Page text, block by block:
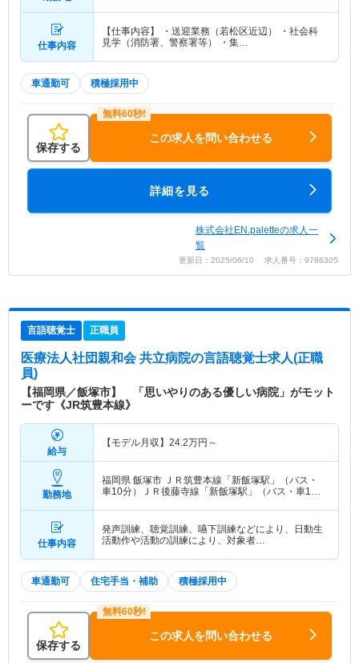
仕事内容
【仕事内容】 ・送迎業務（若松区近辺） ・社会科
見学（消防署、警察署等） ・集…
車通勤可 積極採用中
保存する
この求人を問い合わせる
詳細を見る
株式会社EN.paletteの求人一
覧
更新日：2025/06/10 求人番号：9786305
言語聴覚士 正職員
医療法人社団親和会 共立病院の言語聴覚士求人(正職
員)
【福岡県／飯塚市】 「思いやりのある優しい病院」がモット
ーです《JR筑豊本線》
給与
【モデル月収】 24.2万円～
勤務地
福岡県 飯塚市 ＪＲ筑豊本線「新飯塚駅」（バス・
車10分）ＪＲ後藤寺線「新飯塚駅」（バス・車10
仕事内容
発声訓練、聴覚訓練、嚥下訓練などにより、日動生
活動作や活動の訓練により、対象者…
車通勤可 住宅手当・補助 積極採用中
保存する
この求人を問い合わせる